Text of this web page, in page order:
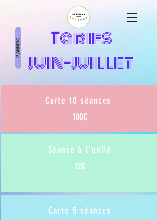
Tarifs
juin-juillet
PLANNING
Carte 10 séances
100€
Séance à l'unité
12€
Carte 5 séances